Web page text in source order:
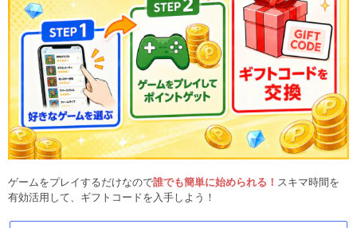
ゲームをプレイするだけなので誰でも簡単に始められる！ スキマ時間を
有効活用して、ギフトコードを入手しよう！